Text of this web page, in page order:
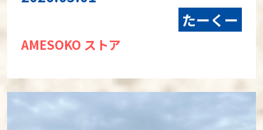
たーくー
AMESOKO ストア